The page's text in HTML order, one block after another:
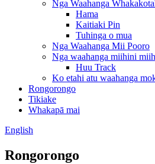
Nga Waahanga
Hama
Kaitiaki Pin
Tuhinga o mua
Nga Waahanga Mii Pooro
Nga waahanga miihini
Huu Track
Ko etahi atu waahanga
Rongorongo
Tikiake
Whakapā mai
English
Rongorongo